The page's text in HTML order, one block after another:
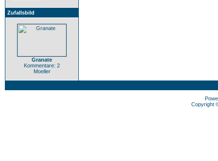
Zufallsbild
Granate
Kommentare: 2
Moeller
Copyright